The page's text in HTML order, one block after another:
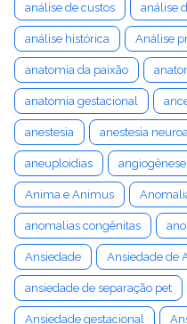
análise de custos análise
análise histórica Análise
anatomia da paixão
anatomia gestacional
anestesia anestesia
aneuploidias angiogênese
Anima e Animus
anomalias congênitas
Ansiedade Ansiedade de
ansiedade de separação pet
Ansiedade gestacional